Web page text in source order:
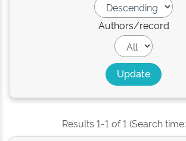
Authors/record
Results 1-1 of 1 (Search